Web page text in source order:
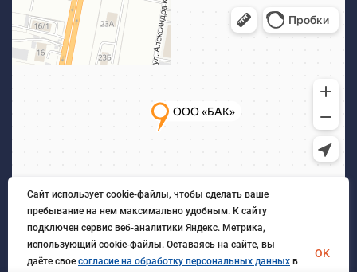
Сайт использует cookie-файлы, чтобы сделать ваше
пребывание на нем максимально удобным. К cайту
подключен сервис веб-аналитики Яндекс. Метрика,
использующий cookie-файлы. Оставаясь на сайте, вы
даёте свое согласие на обработку персональных данных в
OK